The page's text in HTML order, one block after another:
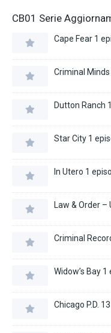
CB01 Serie
Cape Fear 1
Criminal
Dutton Ranch
Star City 1
In Utero 1
Law & Order –
Criminal
Widow’s Bay 1
Chicago P.D.